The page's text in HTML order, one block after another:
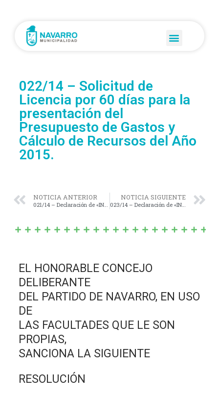
022/14 – Solicitud de
Licencia por 60 días para la
presentación del
Presupuesto de Gastos y
Cálculo de Recursos del Año
2015.
NOTICIA ANTERIOR
021/14 – Declaración de «INTERÉS MUNICIPAL» la «Jornada de Prevención en las Adicciones».
NOTICIA SIGUIENTE
023/14 – Declaración de «INTERÉS MUNICIPAL y LEGISLATIVO» el Evento «Tiempo de Gauchos».
EL HONORABLE CONCEJO
DELIBERANTE
DEL PARTIDO DE NAVARRO, EN USO
DE
LAS FACULTADES QUE LE SON
PROPIAS,
SANCIONA LA SIGUIENTE
RESOLUCIÓN